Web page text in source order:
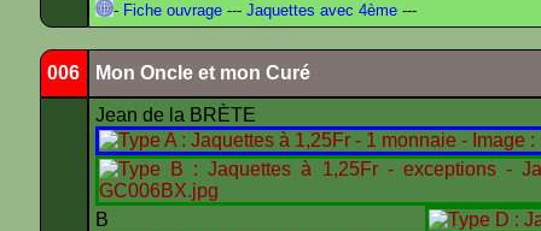
- Fiche ouvrage --- Jaquettes avec 4ème ---
006 Mon Oncle et mon Curé
Jean de la BRÈTE
B